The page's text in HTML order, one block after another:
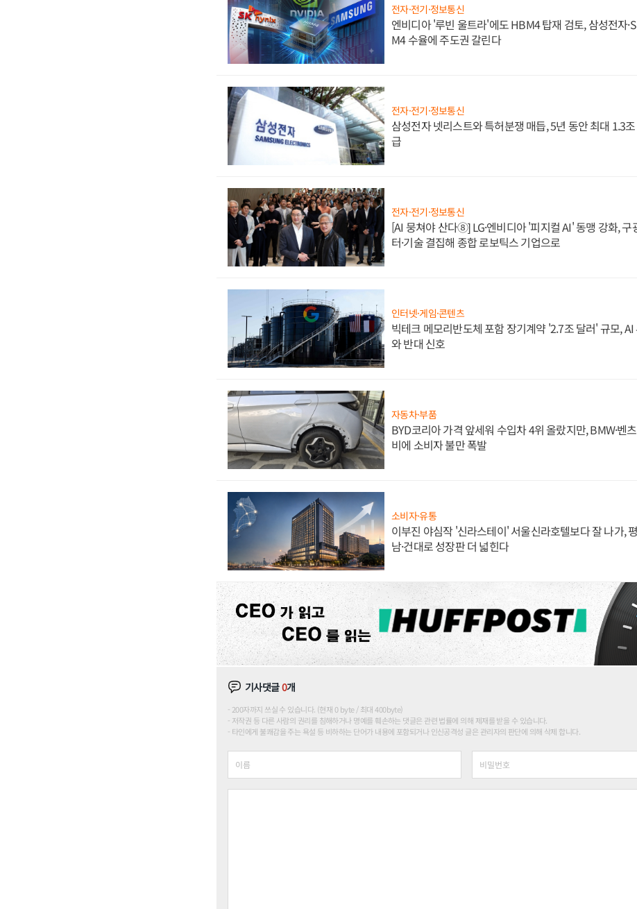
전자·전기·정보통신
엔비디아 '루빈 울트라'에도 HBM4 탑재 검토, 삼성전자
M4 수율에 주도권 갈린다
전자·전기·정보통신
삼성전자 넷리스트와 특허분쟁 매듭, 5년 동안 최대 1.3
급
전자·전기·정보통신
[AI 뭉쳐야 산다⑧] LG·엔비디아 '피지컬 AI' 동맹 강화, 구
터·기술 결집해 종합 로보틱스 기업으로
인터넷·게임·콘텐츠
빅테크 메모리반도체 포함 장기계약 '2.7조 달러' 규모,
와 반대 신호
자동차·부품
BYD코리아 가격 앞세워 수입차 4위 올랐지만, BMW·벤
비에 소비자 불만 폭발
소비자·유통
이부진 야심작 '신라스테이' 서울신라호텔보다 잘 나가,
남·건대로 성장판 더 넓힌다
기사댓글0개
200자까지 쓰실 수 있습니다. (현재 0 byte / 최대 400byte)
저작권 등 다른 사람의 권리를 침해하거나 명예를 훼손하는 댓글은 관련 법률에 의해 제재를 받을 수 있습니다.
타인에게 불쾌감을 주는 욕설 등 비하하는 단어가 내용에 포함되거나 인신공격성 글은 관리자의 판단에 의해 삭제 합니다.